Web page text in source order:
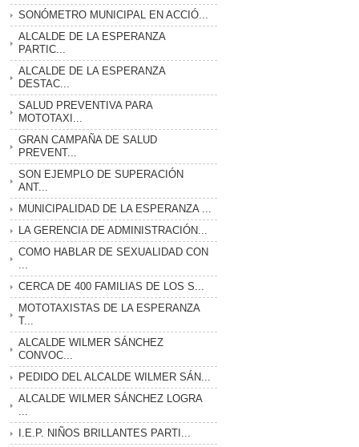
SONÓMETRO MUNICIPAL EN ACCIÓ...
ALCALDE DE LA ESPERANZA
PARTIC...
ALCALDE DE LA ESPERANZA
DESTAC...
SALUD PREVENTIVA PARA
MOTOTAXI...
GRAN CAMPAÑA DE SALUD
PREVENT...
SON EJEMPLO DE SUPERACIÓN
ANT...
MUNICIPALIDAD DE LA ESPERANZA ...
LA GERENCIA DE ADMINISTRACIÓN...
COMO HABLAR DE SEXUALIDAD CON
CERCA DE 400 FAMILIAS DE LOS S...
MOTOTAXISTAS DE LA ESPERANZA
T...
ALCALDE WILMER SÁNCHEZ
CONVOC...
PEDIDO DEL ALCALDE WILMER SÁN...
ALCALDE WILMER SÁNCHEZ LOGRA
I.E.P. NIÑOS BRILLANTES PARTI...